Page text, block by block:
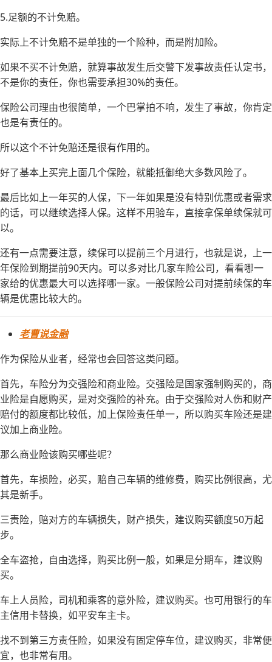
5.足额的不计免赔。
实际上不计免赔不是单独的一个险种，而是附加险。
如果不买不计免赔，就算事故发生后交警下发事故责任认定书，
不是你的责任，你也需要承担30%的责任。
保险公司理由也很简单，一个巴掌拍不响，发生了事故，你肯定
也是有责任的。
所以这个不计免赔还是很有作用的。
好了基本上买完上面几个保险，就能抵御绝大多数风险了。
最后比如上一年买的人保，下一年如果是没有特别优惠或者需求
的话，可以继续选择人保。这样不用验车，直接拿保单续保就可
以。
还有一点需要注意，续保可以提前三个月进行，也就是说，上一
年保险到期提前90天内。可以多对比几家车险公司，看看哪一
家给的优惠最大可以选择哪一家。一般保险公司对提前续保的车
辆是优惠比较大的。
老曹说金融
作为保险从业者，经常也会回答这类问题。
首先，车险分为交强险和商业险。交强险是国家强制购买的，商
业险是自愿购买，是对交强险的补充。由于交强险对人伤和财产
赔付的额度都比较低，加上保险责任单一，所以购买车险还是建
议加上商业险。
那么商业险该购买哪些呢？
首先，车损险，必买，赔自己车辆的维修费，购买比例很高，尤
其是新手。
三责险，赔对方的车辆损失，财产损失，建议购买额度50万起
步。
全车盗抢，自由选择，购买比例一般，如果是分期车，建议购
买。
车上人员险，司机和乘客的意外险，建议购买。也可用银行的车
主信用卡替换，如平安车主卡。
找不到第三方责任险，如果没有固定停车位，建议购买，非常便
宜，也非常有用。